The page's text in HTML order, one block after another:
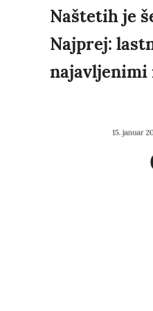
Naštetih je
Najprej:
najavljenimi